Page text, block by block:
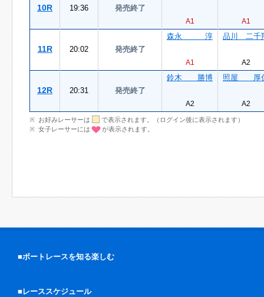
10R 19:36 発売終了
A1 A1
11R 20:02 発売終了
森永 淳
A1
品川 二千
A2
12R 20:31 発売終了
鈴木 勝博
A2
照屋 厚
A2
お好みレーサーは
で表示されます。（ログイン後に表示されます）
女子レーサーには
が表示されます。
■ボートレースを知る楽しむ
■レーススケジュール